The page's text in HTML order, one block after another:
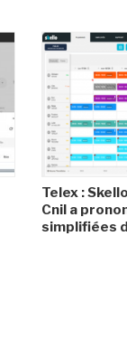
Telex :
Cnil a
simplifiées